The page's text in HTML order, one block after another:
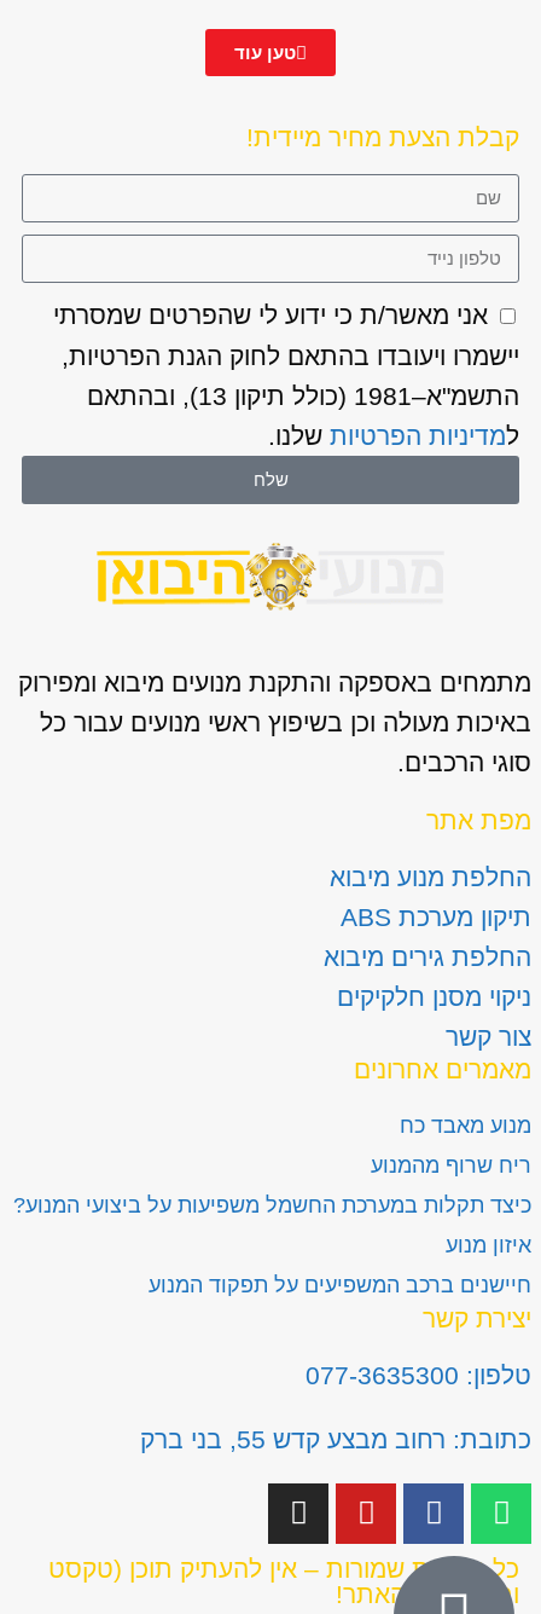
טען עוד
קבלת הצעת מחיר מיידית!
אני מאשר/ת כי ידוע לי שהפרטים שמסרתי
יישמרו ויעובדו בהתאם לחוק הגנת הפרטיות,
התשמ"א–1981 (כולל תיקון 13), ובהתאם
למדיניות הפרטיותשלנו.
שלח
מתמחים באספקה והתקנת מנועים מיבוא ומפירוק
באיכות מעולה וכן בשיפוץ ראשי מנועים עבור כל
סוגי הרכבים.
מפת אתר
החלפת מנוע מיבוא
תיקון מערכת ABS
החלפת גירים מיבוא
ניקוי מסנן חלקיקים
צור קשר
מאמרים אחרונים
מנוע מאבד כח
ריח שרוף מהמנוע
כיצד תקלות במערכת החשמל משפיעות על ביצועי המנוע?
איזון מנוע
חיישנים ברכב המשפיעים על תפקוד המנוע
יצירת קשר
טלפון: 077-3635300
כתובת: רחוב מבצע קדש 55, בני ברק
כל הזכויות שמורות – אין להעתיק תוכן (טקסט
ותמונות) מהאתר!